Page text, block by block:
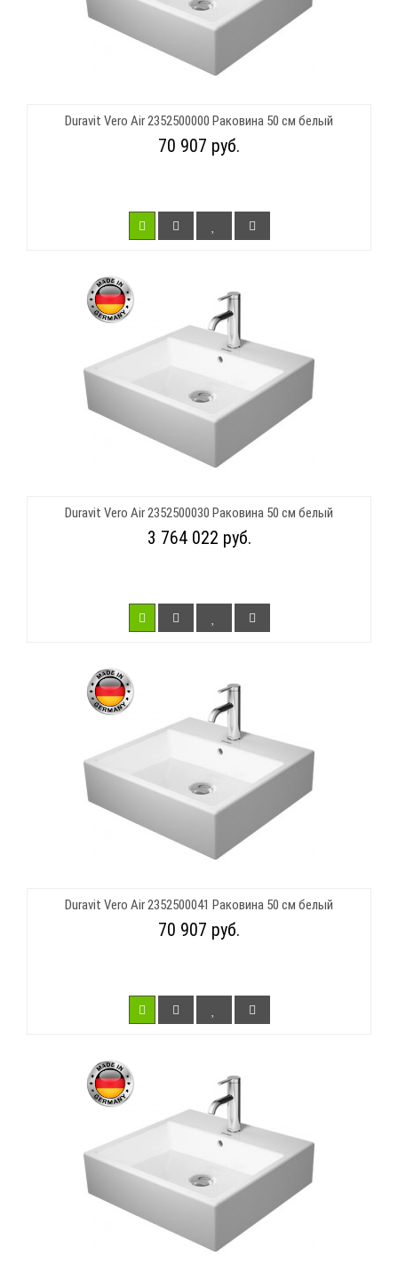
Duravit Vero Air 2352500000 Раковина 50 см белый
70 907 руб.
Duravit Vero Air 2352500030 Раковина 50 см белый
3 764 022 руб.
Duravit Vero Air 2352500041 Раковина 50 см белый
70 907 руб.